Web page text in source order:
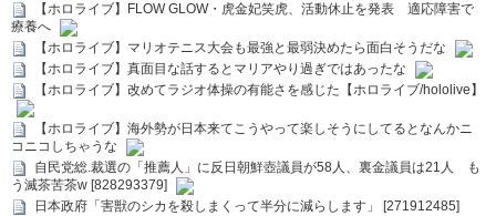
【ホロライブ】FLOW GLOW・虎金妃笑虎、活動休止を発表 適応障害で
療養へ
【ホロライブ】マリオテニス大会も最強と最弱決めたら面白そうだな
【ホロライブ】真面目な話するとマリアやり過ぎではあったな
【ホロライブ】改めてラジオ体操の有能さを感じた【ホロライブ/hololive】
【ホロライブ】海外勢が日本来てこうやって楽しそうにしてるとなんかニ
コニコしちゃうな
自民党総.裁選の「推薦人」に反日朝鮮壺議員が58人、裏金議員は21人 も
う滅茶苦茶w [828293379]
日本政府「害獣のシカを殺しまくって半分に減らします」 [271912485]